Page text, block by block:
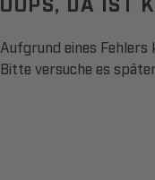
Aufgrund eines Fehlers
Bitte versuche es